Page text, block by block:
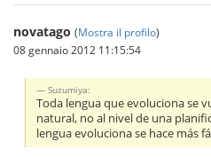
novatago (Mostra il profilo)
08 gennaio 2012 11:15:54
Suzumiya:
Toda lengua que evoluciona se
natural, no al nivel de una
lengua evoluciona se hace más